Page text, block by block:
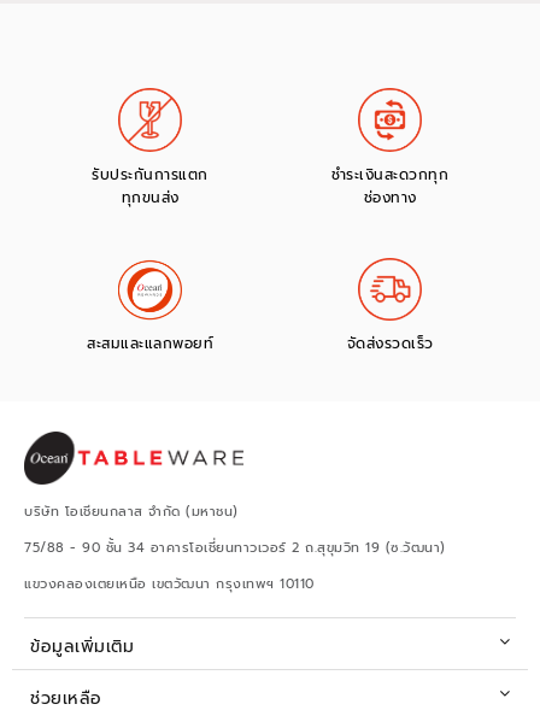
รับประกันการแตก
ทุกขนส่ง
ชำระเงินสะดวกทุก
ช่องทาง
สะสมและแลกพอยท์ จัดส่งรวดเร็ว
บริษัท โอเชียนกลาส จำกัด (มหาชน)
75/88 - 90 ชั้น 34 อาคารโอเชี่ยนทาวเวอร์ 2 ถ.สุขุมวิท 19 (ซ.วัฒนา)
แขวงคลองเตยเหนือ เขตวัฒนา กรุงเทพฯ 10110
ข้อมูลเพิ่มเติม
ช่วยเหลือ